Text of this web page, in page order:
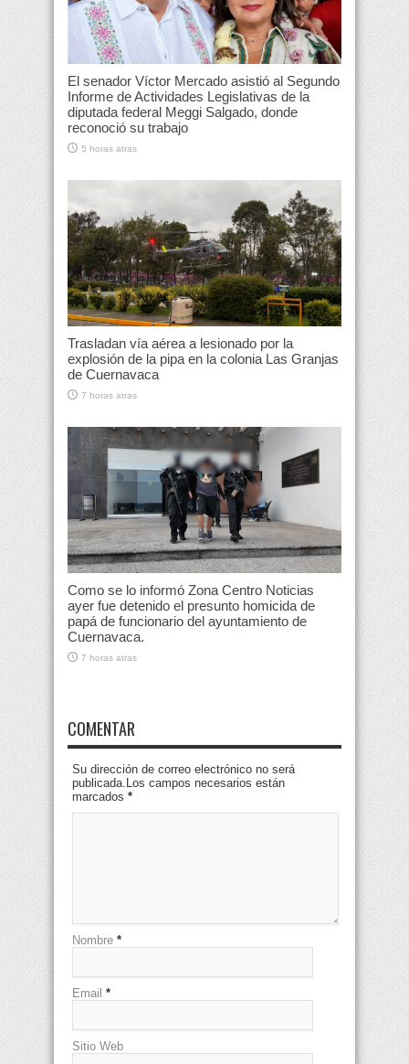
El senador Víctor Mercado asistió al Segundo
Informe de Actividades Legislativas de la
diputada federal Meggi Salgado, donde
reconoció su trabajo
5 horas atras
Trasladan vía aérea a lesionado por la
explosión de la pipa en la colonia Las Granjas
de Cuernavaca
7 horas atras
Como se lo informó Zona Centro Noticias
ayer fue detenido el presunto homicida de
papá de funcionario del ayuntamiento de
Cuernavaca.
7 horas atras
COMENTAR
Su dirección de correo electrónico no será
publicada.Los campos necesarios están
marcados *
Nombre *
Email *
Sitio Web